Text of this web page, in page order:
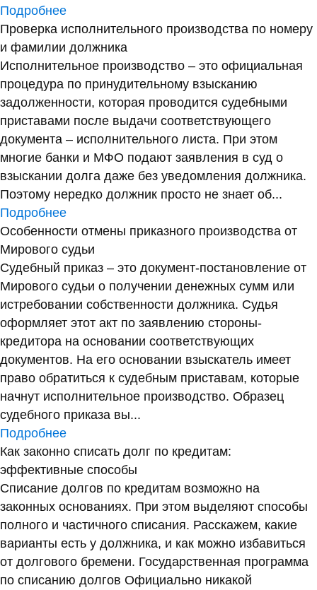
Подробнее
Проверка исполнительного производства по номеру
и фамилии должника
Исполнительное производство – это официальная
процедура по принудительному взысканию
задолженности, которая проводится судебными
приставами после выдачи соответствующего
документа – исполнительного листа. При этом
многие банки и МФО подают заявления в суд о
взыскании долга даже без уведомления должника.
Поэтому нередко должник просто не знает об...
Подробнее
Особенности отмены приказного производства от
Мирового судьи
Судебный приказ – это документ-постановление от
Мирового судьи о получении денежных сумм или
истребовании собственности должника. Судья
оформляет этот акт по заявлению стороны-
кредитора на основании соответствующих
документов. На его основании взыскатель имеет
право обратиться к судебным приставам, которые
начнут исполнительное производство. Образец
судебного приказа вы...
Подробнее
Как законно списать долг по кредитам:
эффективные способы
Списание долгов по кредитам возможно на
законных основаниях. При этом выделяют способы
полного и частичного списания. Расскажем, какие
варианты есть у должника, и как можно избавиться
от долгового бремени. Государственная программа
по списанию долгов Официально никакой